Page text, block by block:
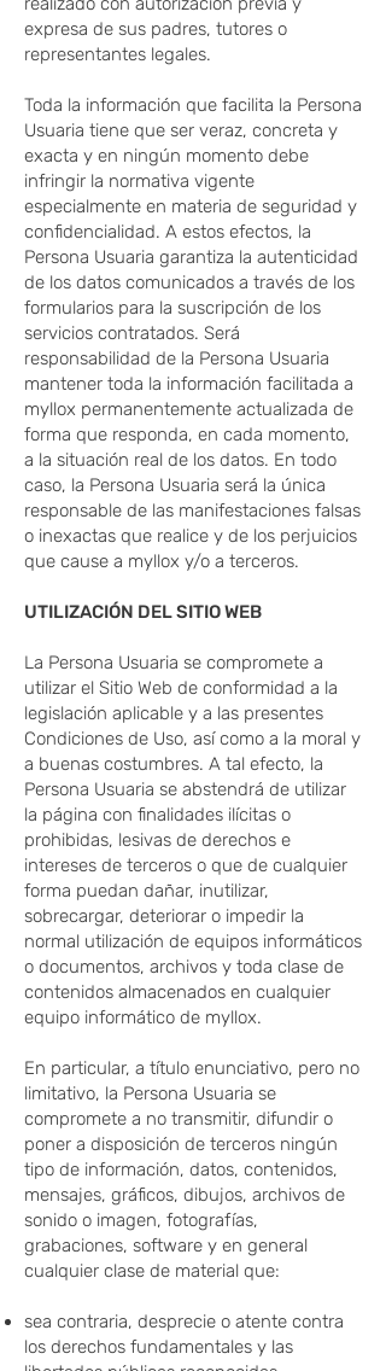
expresa de sus padres, tutores o
representantes legales.
Toda la información que facilita la Persona
Usuaria tiene que ser veraz, concreta y
exacta y en ningún momento debe
infringir la normativa vigente
especialmente en materia de seguridad y
confidencialidad. A estos efectos, la
Persona Usuaria garantiza la autenticidad
de los datos comunicados a través de los
formularios para la suscripción de los
servicios contratados. Será
responsabilidad de la Persona Usuaria
mantener toda la información facilitada a
myllox permanentemente actualizada de
forma que responda, en cada momento,
a la situación real de los datos. En todo
caso, la Persona Usuaria será la única
responsable de las manifestaciones falsas
o inexactas que realice y de los perjuicios
que cause a myllox y/o a terceros.
UTILIZACIÓN DEL SITIO WEB
La Persona Usuaria se compromete a
utilizar el Sitio Web de conformidad a la
legislación aplicable y a las presentes
Condiciones de Uso, así como a la moral y
a buenas costumbres. A tal efecto, la
Persona Usuaria se abstendrá de utilizar
la página con finalidades ilícitas o
prohibidas, lesivas de derechos e
intereses de terceros o que de cualquier
forma puedan dañar, inutilizar,
sobrecargar, deteriorar o impedir la
normal utilización de equipos informáticos
o documentos, archivos y toda clase de
contenidos almacenados en cualquier
equipo informático de myllox.
En particular, a título enunciativo, pero no
limitativo, la Persona Usuaria se
compromete a no transmitir, difundir o
poner a disposición de terceros ningún
tipo de información, datos, contenidos,
mensajes, gráficos, dibujos, archivos de
sonido o imagen, fotografías,
grabaciones, software y en general
cualquier clase de material que:
sea contraria, desprecie o atente contra
los derechos fundamentales y las